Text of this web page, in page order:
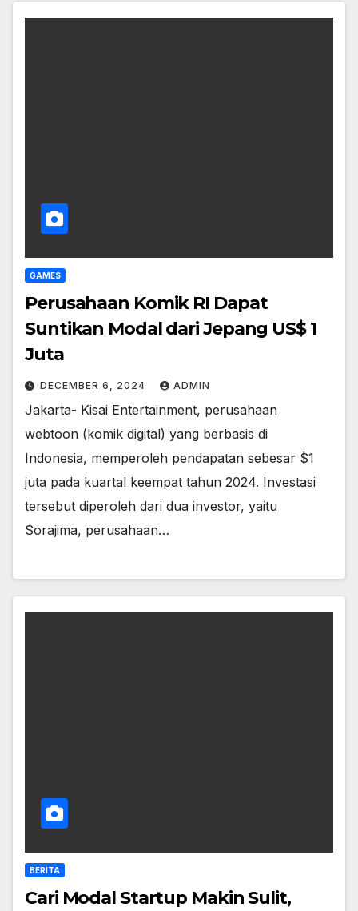
GAMES
Perusahaan Komik RI Dapat
Suntikan Modal dari Jepang US$ 1
Juta
DECEMBER 6, 2024 ADMIN
Jakarta- Kisai Entertainment, perusahaan
webtoon (komik digital) yang berbasis di
Indonesia, memperoleh pendapatan sebesar $1
juta pada kuartal keempat tahun 2024. Investasi
tersebut diperoleh dari dua investor, yaitu
Sorajima, perusahaan…
BERITA
Cari Modal Startup Makin Sulit,